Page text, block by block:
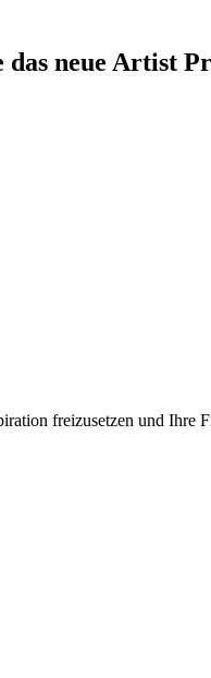
neue Artist
freizusetzen und Ihre